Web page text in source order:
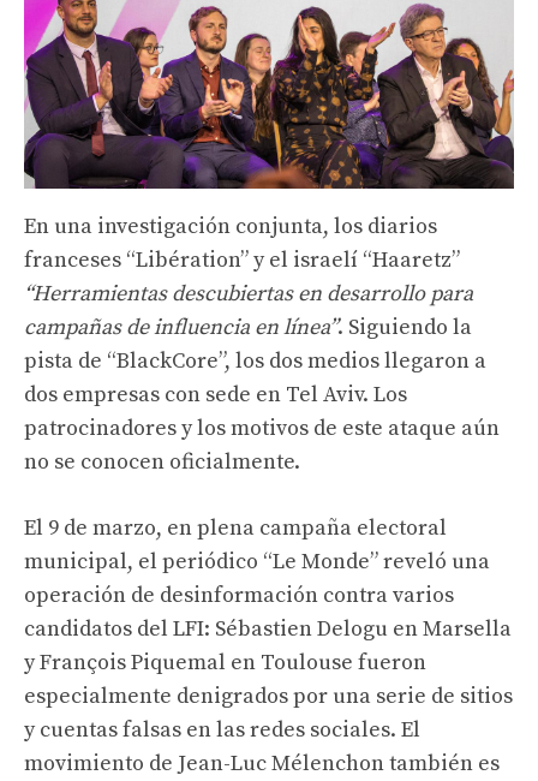
En una investigación conjunta, los diarios
franceses “Libération” y el israelí “Haaretz”
“Herramientas descubiertas en desarrollo para
campañas de influencia en línea”. Siguiendo la
pista de “BlackCore”, los dos medios llegaron a
dos empresas con sede en Tel Aviv. Los
patrocinadores y los motivos de este ataque aún
no se conocen oficialmente.
El 9 de marzo, en plena campaña electoral
municipal, el periódico “Le Monde” reveló una
operación de desinformación contra varios
candidatos del LFI: Sébastien Delogu en Marsella
y François Piquemal en Toulouse fueron
especialmente denigrados por una serie de sitios
y cuentas falsas en las redes sociales. El
movimiento de Jean-Luc Mélenchon también es